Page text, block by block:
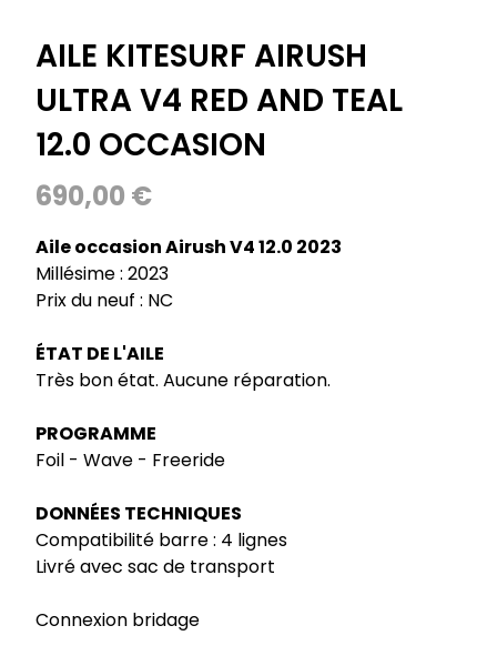
AILE KITESURF AIRUSH
ULTRA V4 RED AND TEAL
12.0 OCCASION
690,00 €
Aile occasion Airush V4 12.0 2023
Millésime : 2023
Prix du neuf : NC
ÉTAT DE L'AILE
Très bon état. Aucune réparation.
PROGRAMME
Foil - Wave - Freeride
DONNÉES TECHNIQUES
Compatibilité barre : 4 lignes
Livré avec sac de transport
Connexion bridage